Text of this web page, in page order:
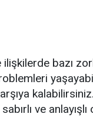
ilişkilerde bazı
ve